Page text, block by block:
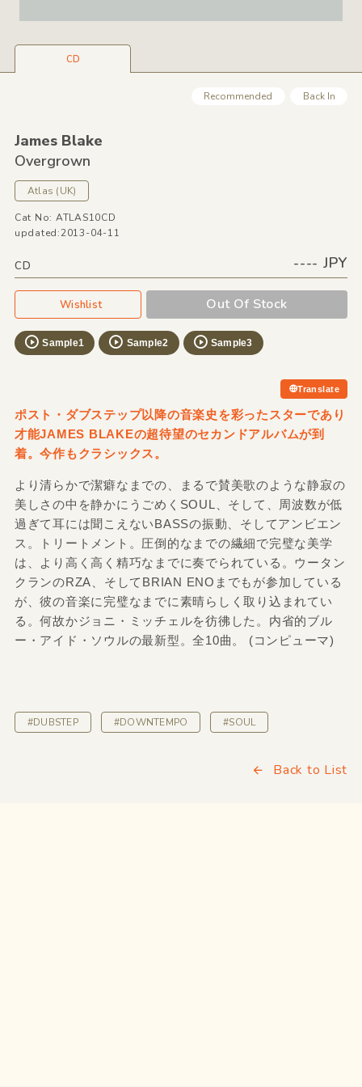
CD
Recommended Back In
James Blake
Overgrown
Atlas (UK)
Cat No: ATLAS10CD
updated:2013-04-11
CD ---- JPY
Wishlist Out Of Stock
Sample1 Sample2 Sample3
Translate
ポスト・ダブステップ以降の音楽史を彩ったスターであり
才能JAMES BLAKEの超待望のセカンドアルバムが到
着。今作もクラシックス。
より清らかで潔癖なまでの、まるで賛美歌のような静寂の
美しさの中を静かにうごめくSOUL、そして、周波数が低
過ぎて耳には聞こえないBASSの振動、そしてアンビエン
ス。トリートメント。圧倒的なまでの繊細で完璧な美学
は、より高く高く精巧なまでに奏でられている。ウータン
クランのRZA、そしてBRIAN ENOまでもが参加している
が、彼の音楽に完璧なまでに素晴らしく取り込まれてい
る。何故かジョニ・ミッチェルを彷彿した。内省的ブル
ー・アイド・ソウルの最新型。全10曲。 (コンピューマ)
#DUBSTEP #DOWNTEMPO #SOUL
Back to List